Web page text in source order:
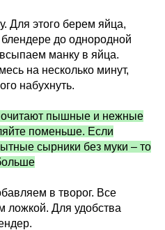
Для этого берем яйца,
до однородной
манку в яйца.
на несколько минут,
набухнуть.
пышные и нежные
поменьше. Если
сырники без муки – то
в творог. Все
ложкой. Для удобства